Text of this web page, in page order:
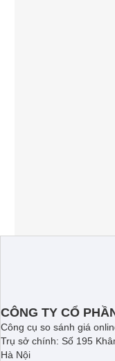
CÔNG TY CỔ
Công cụ so sánh giá
Trụ sở chính: Số 195
Hà Nội